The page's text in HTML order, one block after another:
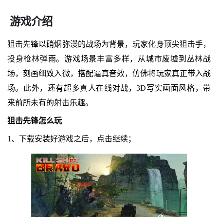
游戏介绍
狙击先锋以硝烟弥漫的战场为背景，玩家化身顶尖狙击手，
投身枪林弹雨。游戏场景丰富多样，从城市废墟到丛林战
场，刻画细致入微，搭配逼真音效，仿佛将玩家真正带入战
场。此外，还有超多真人在线对战，3D写实画面风格，带
来前所未有的射击乐趣。
狙击先锋怎么玩
1、下载安装好游戏之后，点击继续；